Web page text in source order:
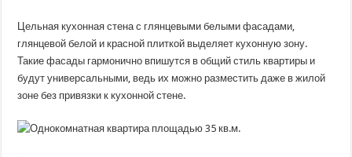
Цельная кухонная стена с глянцевыми белыми фасадами,
глянцевой белой и красной плиткой выделяет кухонную зону.
Такие фасады гармонично впишутся в общий стиль квартиры и
будут универсальными, ведь их можно разместить даже в жилой
зоне без привязки к кухонной стене.